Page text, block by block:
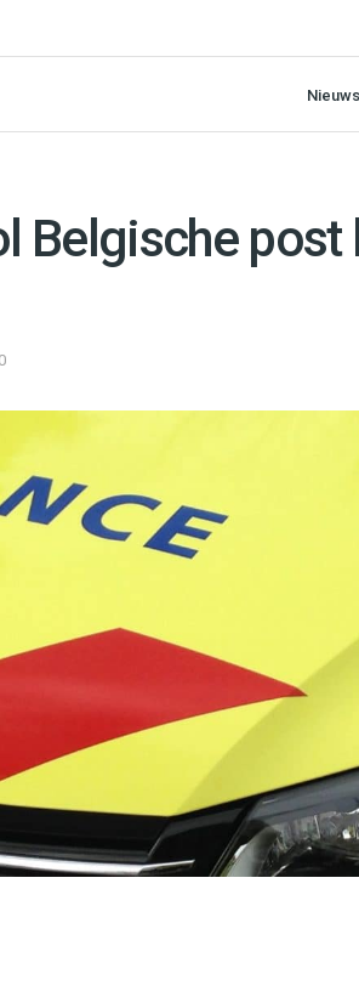
Nieuws
Belgische post